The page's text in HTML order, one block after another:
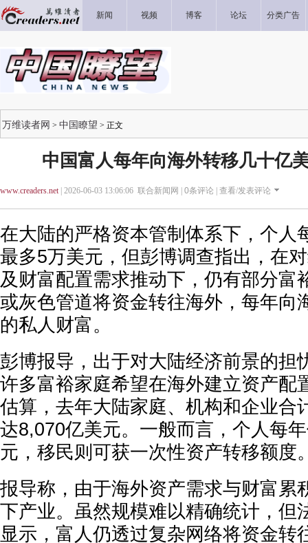
新闻 视频 博客 论坛 分类广告
万维读者网 > 中国瞭望 > 正文
中国富人每年向海外转移几十亿
www.creaders.net| 2026-06-03 13:06:06 联合新闻网 | 0条评论 | 查看/发表评论
在大陆的严格资本管制体系下，个人
最多5万美元，但彭博调查指出，在
及财富配置需求推动下，仍有部分富
或灰色管道将资金转往海外，每年向
的私人财富。
彭博报导，出于对大陆经济前景的担
许多富裕家庭希望在海外建立资产配
估算，去年大陆家庭、机构和企业合
达8,070亿美元。一般而言，个人每
元，移民则可获一次性资产转移额度
报导称，由于海外资产需求与财富累
下产业。虽然规模难以精确统计，但
显示，富人仍透过复杂网络将资金转